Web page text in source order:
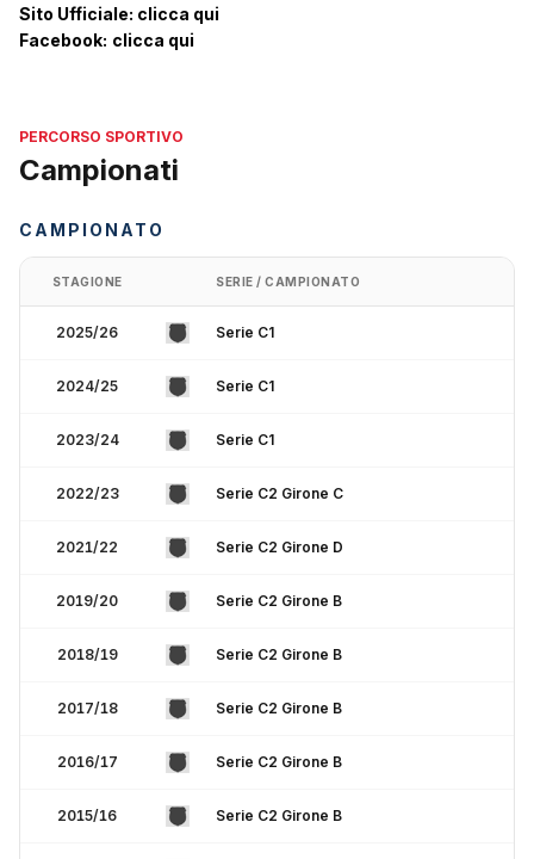
Sito Ufficiale: clicca qui
Facebook: clicca qui
PERCORSO SPORTIVO
Campionati
CAMPIONATO
STAGIONE SERIE / CAMPIONATO
2025/26 Serie C1
2024/25 Serie C1
2023/24 Serie C1
2022/23 Serie C2 Girone C
2021/22 Serie C2 Girone D
2019/20 Serie C2 Girone B
2018/19 Serie C2 Girone B
2017/18 Serie C2 Girone B
2016/17 Serie C2 Girone B
2015/16 Serie C2 Girone B